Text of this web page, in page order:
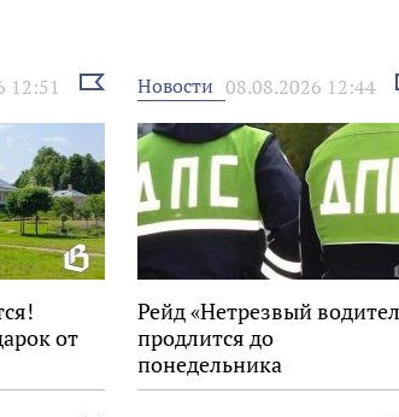
12:51
Выбрать
новость
от
Новости 08.08.2026 12:44
Рейд «Нетрезвый
продлится до
понедельника